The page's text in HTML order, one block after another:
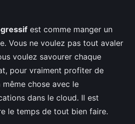
est comme manger un
Vous ne voulez pas tout avaler
voulez savourer chaque
pour vraiment profiter de
même chose avec le
dans le cloud. Il est
le temps de tout bien faire.